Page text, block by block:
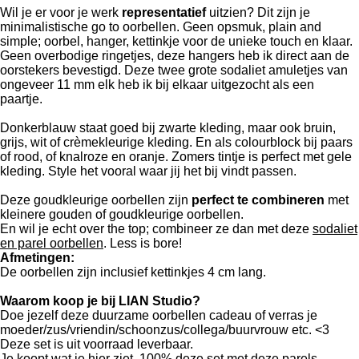
Wil je er voor je werk representatiefuitzien? Dit zijn je
minimalistische go to oorbellen. Geen opsmuk, plain and
simple; oorbel, hanger, kettinkje voor de unieke touch en klaar.
Geen overbodige ringetjes, deze hangers heb ik direct aan de
oorstekers bevestigd. Deze twee grote sodaliet amuletjes van
ongeveer 11 mm elk heb ik bij elkaar uitgezocht als een
paartje.
Donkerblauw staat goed bij zwarte kleding, maar ook bruin,
grijs, wit of crèmekleurige kleding. En als colourblock bij paars
of rood, of knalroze en oranje. Zomers tintje is perfect met gele
kleding. Style het vooral waar jij het bij vindt passen.
Deze goudkleurige oorbellen zijn perfect te combineren met
kleinere gouden of goudkleurige oorbellen.
En wil je echt over the top; combineer ze dan met deze sodaliet
en parel oorbellen. Less is bore!
Afmetingen:
De oorbellen zijn inclusief kettinkjes 4 cm lang.
Waarom koop je bij LIAN Studio?
Doe jezelf deze duurzame oorbellen cadeau of verras je
moeder/zus/vriendin/schoonzus/collega/buurvrouw etc. <3
Deze set is uit voorraad leverbaar.